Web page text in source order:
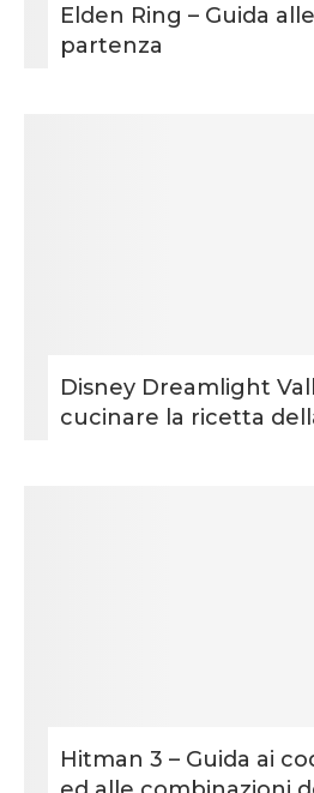
Elden Ring – Guida
partenza
Disney Dreamlight
cucinare la ricetta
Hitman 3 – Guida ai